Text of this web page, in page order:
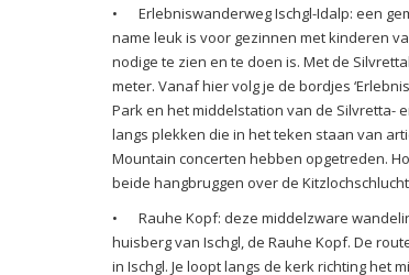
•
Erlebniswanderweg Ischgl-Idalp: een
name leuk is voor gezinnen met kinderen
nodige te zien en te doen is. Met de
meter. Vanaf hier volg je de bordjes
Park en het middelstation van de Silvretta-
langs plekken die in het teken staan van
Mountain concerten hebben opgetreden.
beide hangbruggen over de
•
Rauhe Kopf: deze middelzware
huisberg van Ischgl, de Rauhe Kopf. De
in Ischgl. Je loopt langs de kerk richting het